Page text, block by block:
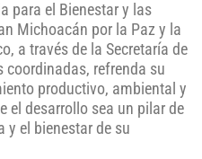
para el Bienestar y las
Michoacán por la Paz y la
a través de la Secretaría de
refrenda su
productivo, ambiental y
el desarrollo sea un pilar de
y el bienestar de su